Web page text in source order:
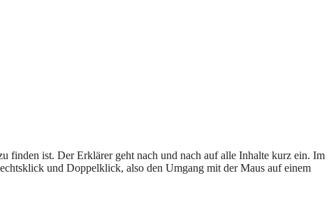
finden ist. Der Erklärer geht nach und nach auf alle Inhalte kurz ein. Im
und Doppelklick, also den Umgang mit der Maus auf einem